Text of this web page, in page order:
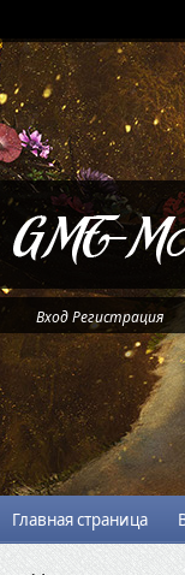
ВходРегистрация
Главная страница